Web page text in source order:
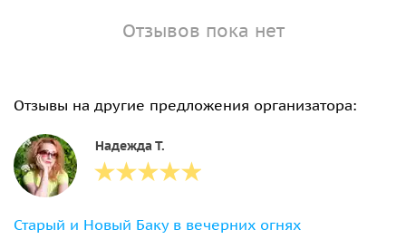
Отзывов пока нет
Отзывы на другие предложения организатора:
Надежда Т.
Старый и Новый Баку в вечерних огнях